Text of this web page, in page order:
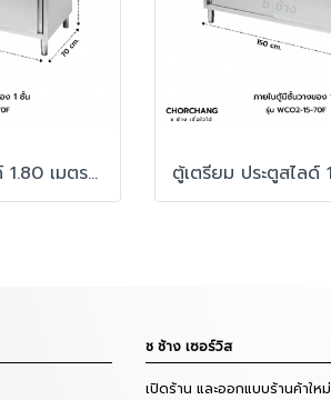
ตู้เตรียม ประตูสไลด์ 1.80 เมตร ไม่มีการ์ดหลัง
ช ช้าง เซอร์วิส
เปิดร้าน และออกแบบร้านค้าใหม่